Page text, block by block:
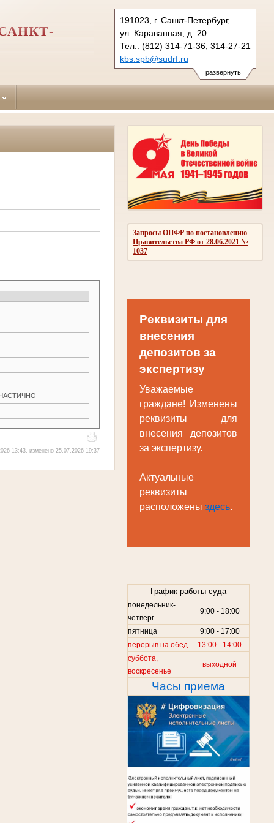
развернуть
191023, г. Санкт-Петербург,
ул. Караванная, д. 20
Тел.: (812) 314-71-36, 314-27-21
kbs.spb@sudrf.ru
Запросы ОПФР по постановлению
Правительства РФ от 28.06.2021 №
1037
Реквизиты для
внесения
депозитов за
экспертизу
Уважаемые
граждане! Изменены
реквизиты для
внесения депозитов
за экспертизу.
Актуальные
реквизиты
расположеныздесь.
График работы суда
понедельник-
четверг
9:00 - 18:00
пятница
9:00 - 17:00
перерыв на обед
13:00 - 14:00
суббота,
воскресенье
выходной
Часы приема
ЧАСТИЧНО
13:43, изменено 25.07.2026 19:37